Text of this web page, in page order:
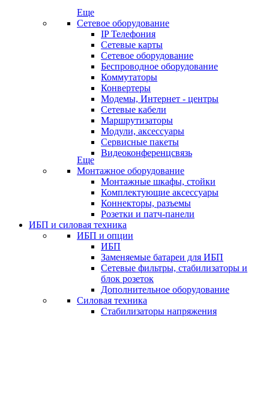
Еще
Сетевое оборудование
IP Телефония
Сетевые карты
Сетевое оборудование
Беспроводное оборудование
Коммутаторы
Конвертеры
Модемы, Интернет - центры
Сетевые кабели
Маршрутизаторы
Модули, аксессуары
Сервисные пакеты
Видеоконференцсвязь
Еще
Монтажное оборудование
Монтажные шкафы, стойки
Комплектующие аксессуары
Коннекторы, разъемы
Розетки и патч-панели
ИБП и силовая техника
ИБП и опции
ИБП
Заменяемые батареи для ИБП
Сетевые фильтры, стабилизаторы и
блок розеток
Дополнительное оборудование
Силовая техника
Стабилизаторы напряжения